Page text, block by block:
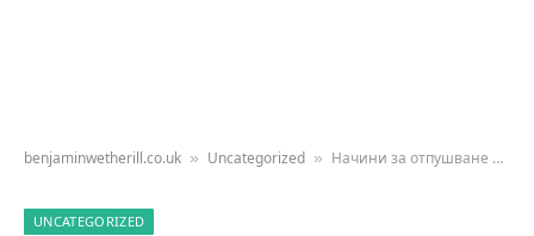
benjaminwetherill.co.uk » Uncategorized » Начини за отпушване на подови сифони: ефективно решение за премахване на натрупаните отпадъци
UNCATEGORIZED